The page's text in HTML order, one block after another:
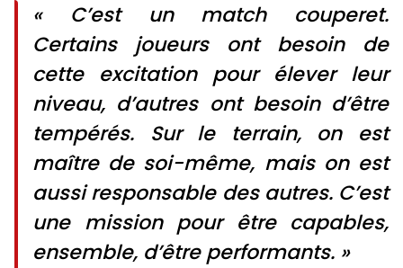
« C’est un match couperet.
Certains joueurs ont besoin de
cette excitation pour élever leur
niveau, d’autres ont besoin d’être
tempérés. Sur le terrain, on est
maître de soi-même, mais on est
aussi responsable des autres. C’est
une mission pour être capables,
ensemble, d’être performants. »